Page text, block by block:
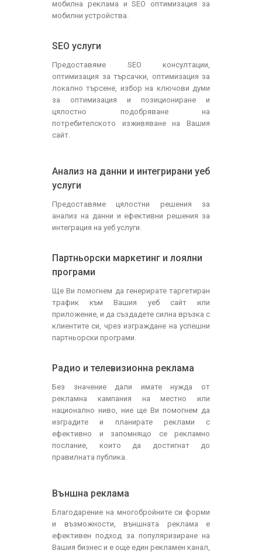
мобилна реклама и SEO оптимизация за
мобилни устройства.
SEO услуги
Предоставяме SEO консултации,
оптимизация за търсачки, оптимизация за
локално търсене, избор на ключови думи
за оптимизация и позициониране и
цялостно подобряване на
потребителското изживяване на Вашия
сайт.
Анализ на данни и интегрирани уеб
услуги
Предоставяме цялостни решения за
анализ на данни и ефективни решения за
интеграция на уеб услуги.
Партньорски маркетинг и лоялни
програми
Ще Ви помогнем да генерирате таргетиран
трафик към Вашия уеб сайт или
приложение, и да създадете силна връзка с
клиентите си, чрез изграждане на успешни
партньорски програми.
Радио и телевизионна реклама
Без значение дали имате нужда от
рекламна кампания на местно или
национално ниво, ние ще Ви помогнем да
изградите и планирате реклами с
ефективно и запомнящо се рекламно
послание, които да достигнат до
правилната публика.
Външна реклама
Благодарение на многобройните си форми
и възможности, външната реклама е
ефективен подход за популяризиране на
Вашия бизнес и е още един рекламен канал,